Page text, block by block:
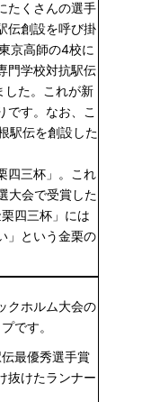
たくさんの選手
伝創設を呼び掛
京高師の4校に
門学校対抗駅伝
した。これが新
です。なお、こ
駅伝を創設した
四三杯」。これ
大会で受賞した
四三杯」には
」という金栗の
クホルム大会の
です。
最優秀選手賞
抜けたランナー